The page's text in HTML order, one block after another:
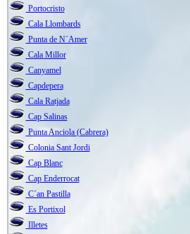
Portocristo
Cala Llombards
Punta de N´Amer
Cala Millor
Canyamel
Capdepera
Cala Ratjada
Cap Salinas
Punta Anciola (Cabrera)
Colonia Sant Jordi
Cap Blanc
Cap Enderrocat
C´an Pastilla
Es Portixol
Illetes